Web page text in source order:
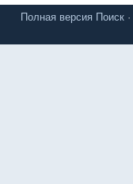
Полная версия Поиск ·